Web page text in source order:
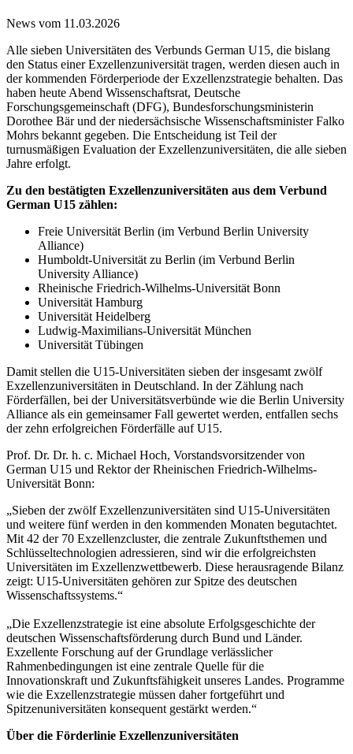
News vom 11.03.2026
Alle sieben Universitäten des Verbunds German U15, die bislang
den Status einer Exzellenzuniversität tragen, werden diesen auch in
der kommenden Förderperiode der Exzellenzstrategie behalten. Das
haben heute Abend Wissenschaftsrat, Deutsche
Forschungsgemeinschaft (DFG), Bundesforschungsministerin
Dorothee Bär und der niedersächsische Wissenschaftsminister Falko
Mohrs bekannt gegeben. Die Entscheidung ist Teil der
turnusmäßigen Evaluation der Exzellenzuniversitäten, die alle sieben
Jahre erfolgt.
Zu den bestätigten Exzellenzuniversitäten aus dem Verbund
German U15 zählen:
Freie Universität Berlin (im Verbund Berlin University
Alliance)
Humboldt-Universität zu Berlin (im Verbund Berlin
University Alliance)
Rheinische Friedrich-Wilhelms-Universität Bonn
Universität Hamburg
Universität Heidelberg
Ludwig-Maximilians-Universität München
Universität Tübingen
Damit stellen die U15-Universitäten sieben der insgesamt zwölf
Exzellenzuniversitäten in Deutschland. In der Zählung nach
Förderfällen, bei der Universitätsverbünde wie die Berlin University
Alliance als ein gemeinsamer Fall gewertet werden, entfallen sechs
der zehn erfolgreichen Förderfälle auf U15.
Prof. Dr. Dr. h. c. Michael Hoch, Vorstandsvorsitzender von
German U15 und Rektor der Rheinischen Friedrich-Wilhelms-
Universität Bonn:
„Sieben der zwölf Exzellenzuniversitäten sind U15-Universitäten
und weitere fünf werden in den kommenden Monaten begutachtet.
Mit 42 der 70 Exzellenzcluster, die zentrale Zukunftsthemen und
Schlüsseltechnologien adressieren, sind wir die erfolgreichsten
Universitäten im Exzellenzwettbewerb. Diese herausragende Bilanz
zeigt: U15-Universitäten gehören zur Spitze des deutschen
Wissenschaftssystems.“
„Die Exzellenzstrategie ist eine absolute Erfolgsgeschichte der
deutschen Wissenschaftsförderung durch Bund und Länder.
Exzellente Forschung auf der Grundlage verlässlicher
Rahmenbedingungen ist eine zentrale Quelle für die
Innovationskraft und Zukunftsfähigkeit unseres Landes. Programme
wie die Exzellenzstrategie müssen daher fortgeführt und
Spitzenuniversitäten konsequent gestärkt werden.“
Über die Förderlinie Exzellenzuniversitäten